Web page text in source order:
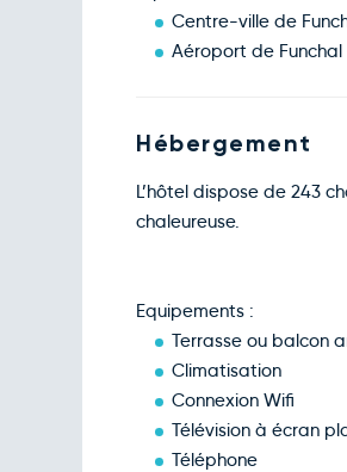
Centre-ville de
Aéroport de Funchal
Hébergement
L’hôtel dispose de 243
chaleureuse.
Equipements :
Terrasse ou balcon
Climatisation
Connexion Wifi
Télévision à écran
Téléphone